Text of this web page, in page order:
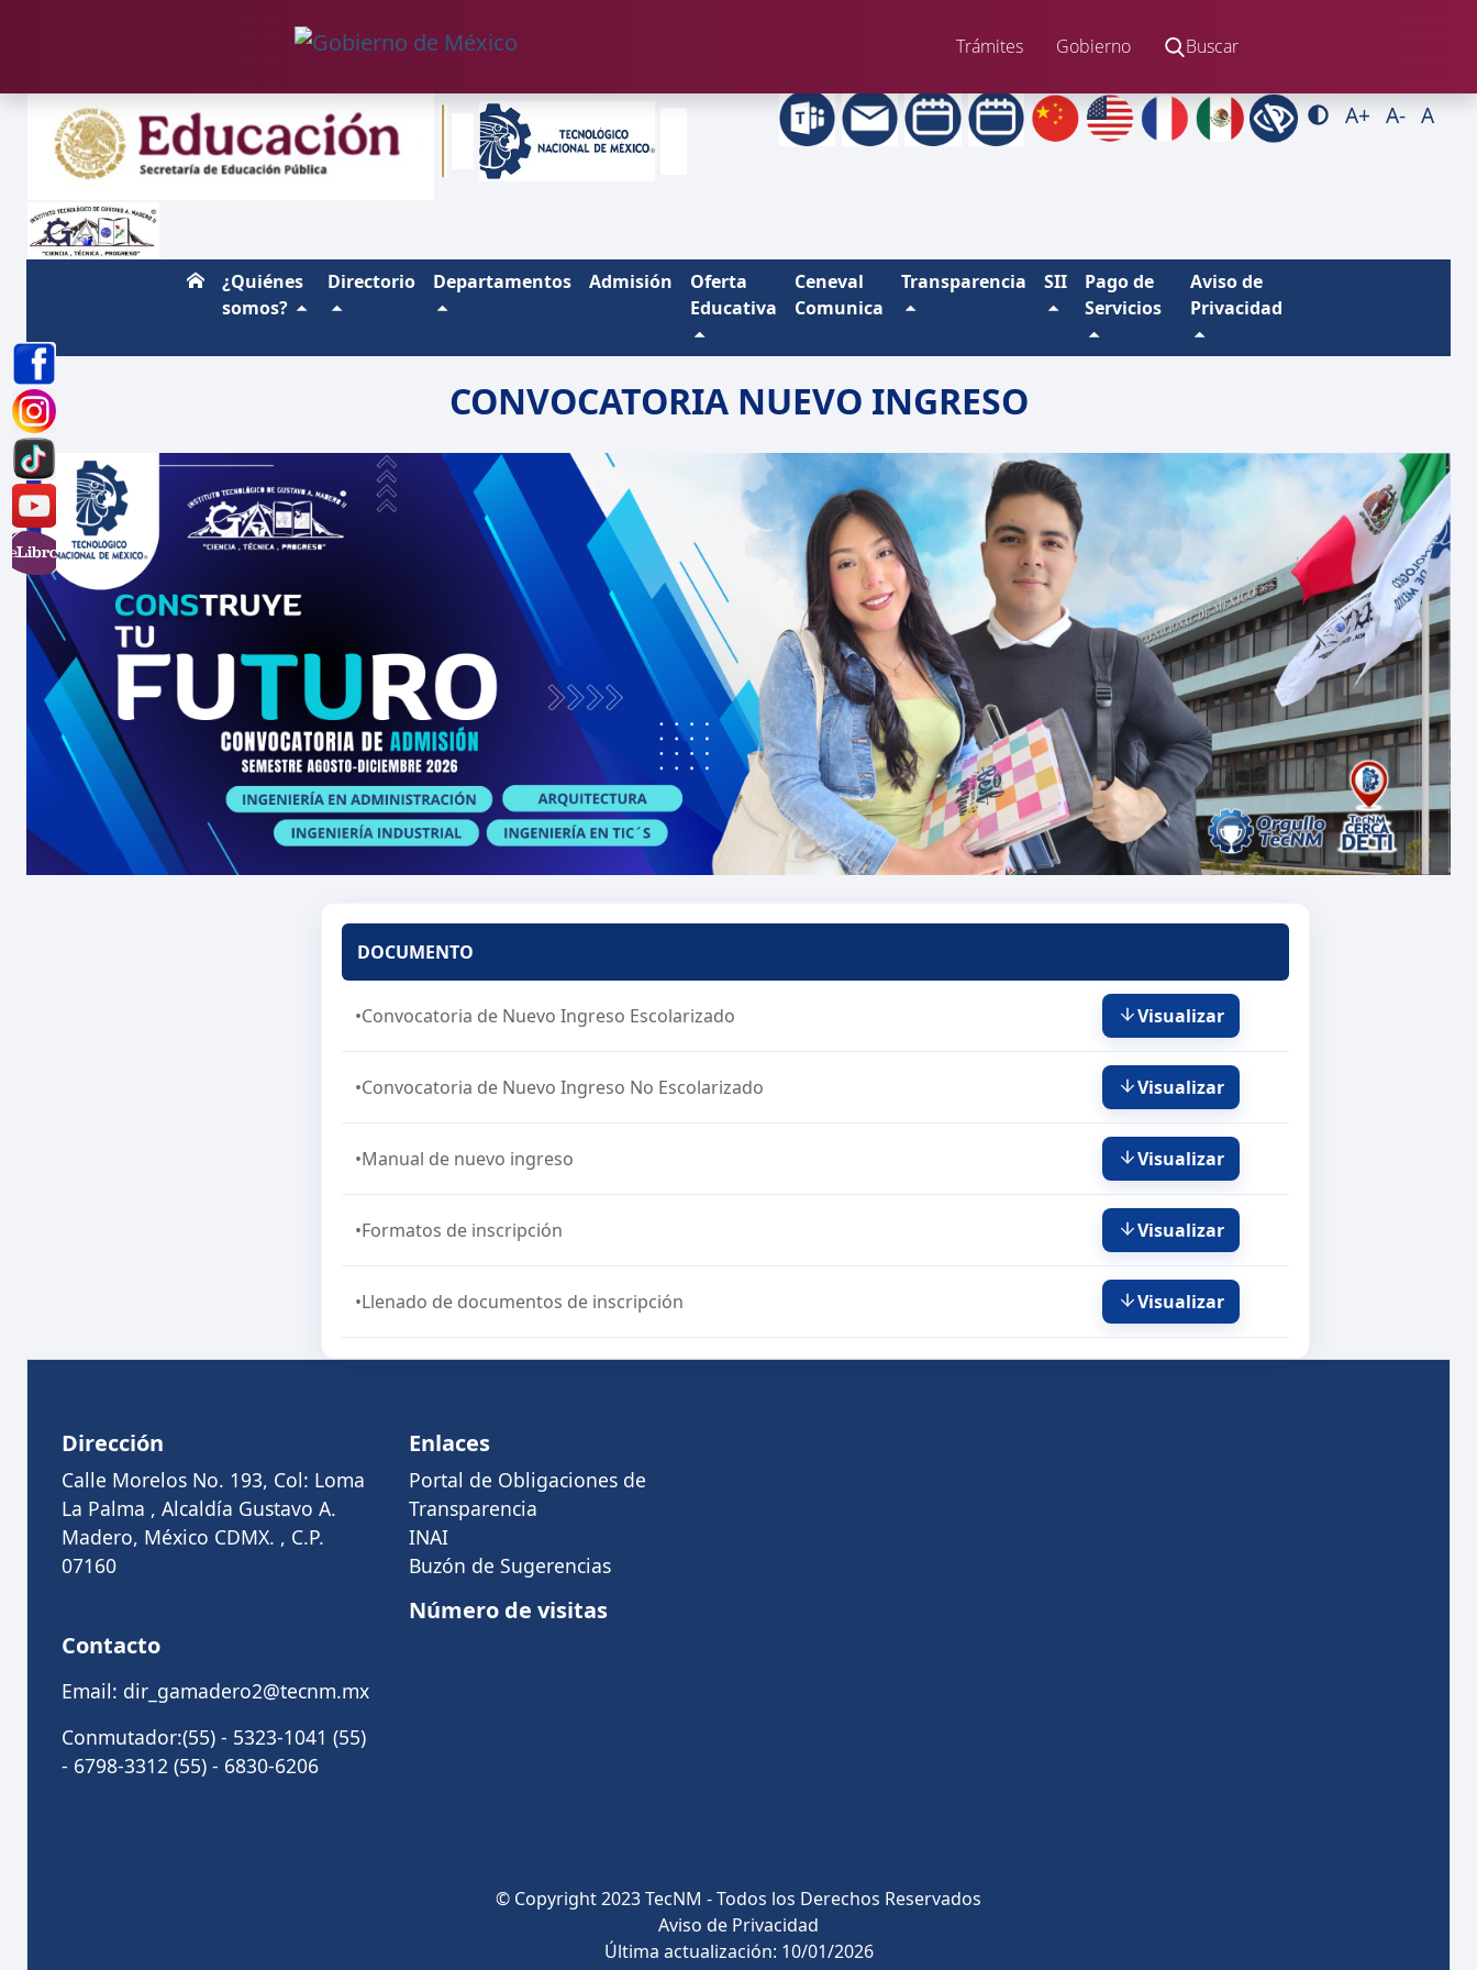
Trámites Gobierno Buscar
A+ A- A
¿Quiénes
somos?
Directorio Departamentos Admisión
Oferta
Educativa
Ceneval
Comunica
Transparencia SII
Pago de
Servicios
Aviso de
Privacidad
CONVOCATORIA NUEVO INGRESO
DOCUMENTO
•Convocatoria de Nuevo Ingreso Escolarizado Visualizar
•Convocatoria de Nuevo Ingreso No Escolarizado Visualizar
•Manual de nuevo ingreso Visualizar
•Formatos de inscripción Visualizar
•Llenado de documentos de inscripción Visualizar
Dirección
Calle Morelos No. 193, Col: Loma
La Palma , Alcaldía Gustavo A.
Madero, México CDMX. , C.P.
07160
Contacto
Email: dir_gamadero2@tecnm.mx
Conmutador:(55) - 5323-1041 (55)
- 6798-3312 (55) - 6830-6206
Enlaces
Portal de Obligaciones de
Transparencia
INAI
Buzón de Sugerencias
Número de visitas
© Copyright 2023 TecNM - Todos los Derechos Reservados
Aviso de Privacidad
Última actualización: 10/01/2026